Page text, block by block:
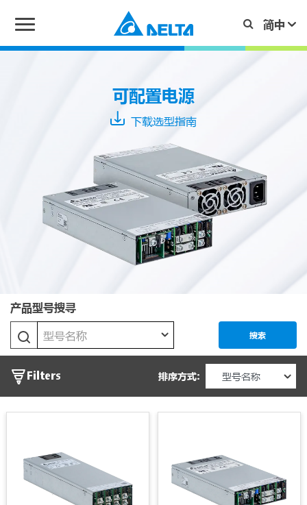
可配置电源
下载选型指南
产品型号搜寻
型号名称
搜索
Filters 排序方式:
Power
输
出
电
输
出